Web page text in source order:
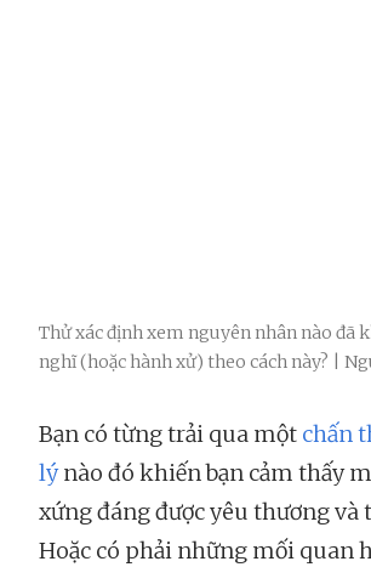
Thử xác định xem nguyên nhân nào đã
nghĩ (hoặc hành xử) theo cách này? |
Bạn có từng trải qua một chấn
lýnào đó khiến bạn cảm thấy
xứng đáng được yêu thương và
Hoặc có phải những mối quan